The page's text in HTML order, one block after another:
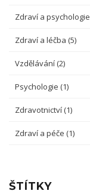
Zdraví a psychologie
Zdraví a léčba (5)
Vzdělávání (2)
Psychologie (1)
Zdravotnictví (1)
Zdraví a péče (1)
ŠTÍTKY